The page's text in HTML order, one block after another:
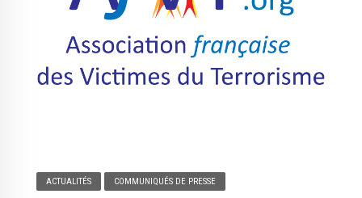
ACTUALITÉS COMMUNIQUÉS DE PRESSE